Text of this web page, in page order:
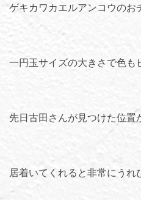
ゲキカワカエルアンコウのお
一円玉サイズの大きさで色も
先日古田さんが見つけた位置
居着いてくれると非常にうれ